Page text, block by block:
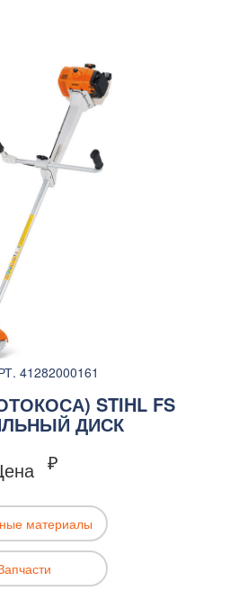
41282000161
STIHL FS
ДИСК
₽
материалы